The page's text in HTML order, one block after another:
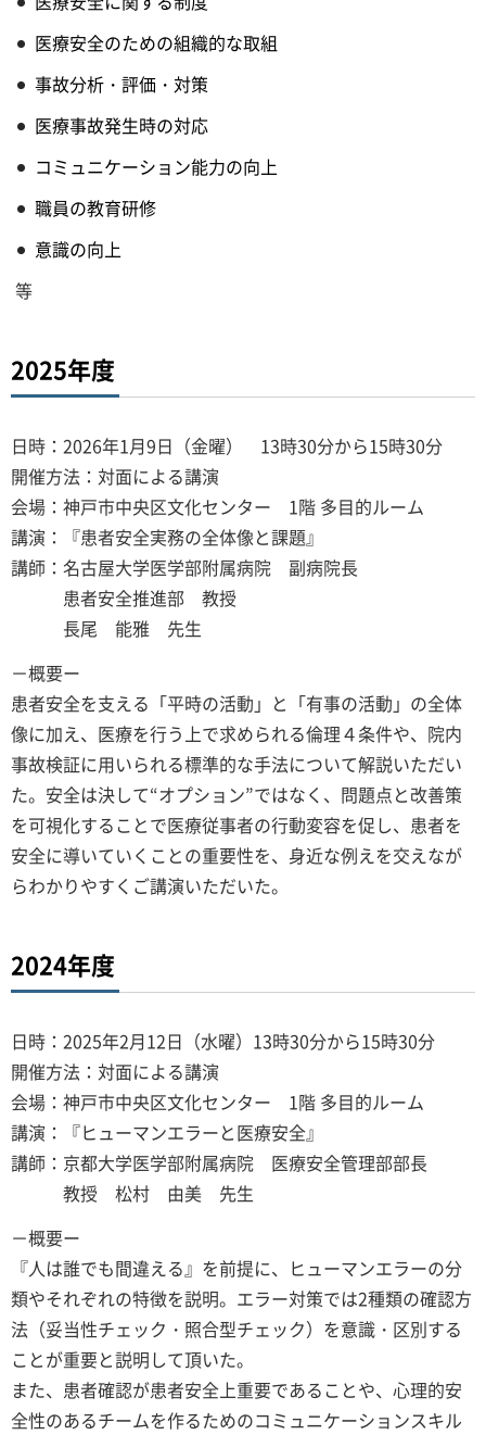
医療安全のための組織的な取組
事故分析・評価・対策
医療事故発生時の対応
コミュニケーション能力の向上
職員の教育研修
意識の向上
等
2025年度
日時：2026年1月9日（金曜） 13時30分から15時30分
開催方法：対面による講演
会場：神戸市中央区文化センター 1階 多目的ルーム
講演：『患者安全実務の全体像と課題』
講師：名古屋大学医学部附属病院 副病院長
患者安全推進部 教授
長尾 能雅 先生
－概要ー
患者安全を支える「平時の活動」と「有事の活動」の全体
像に加え、医療を行う上で求められる倫理４条件や、院内
事故検証に用いられる標準的な手法について解説いただい
た。安全は決して“オプション”ではなく、問題点と改善策
を可視化することで医療従事者の行動変容を促し、患者を
安全に導いていくことの重要性を、身近な例えを交えなが
らわかりやすくご講演いただいた。
2024年度
日時：2025年2月12日（水曜）13時30分から15時30分
開催方法：対面による講演
会場：神戸市中央区文化センター 1階 多目的ルーム
講演：『ヒューマンエラーと医療安全』
講師：京都大学医学部附属病院 医療安全管理部部長
教授 松村 由美 先生
－概要ー
『人は誰でも間違える』を前提に、ヒューマンエラーの分
類やそれぞれの特徴を説明。エラー対策では2種類の確認方
法（妥当性チェック・照合型チェック）を意識・区別する
ことが重要と説明して頂いた。
また、患者確認が患者安全上重要であることや、心理的安
全性のあるチームを作るためのコミュニケーションスキル